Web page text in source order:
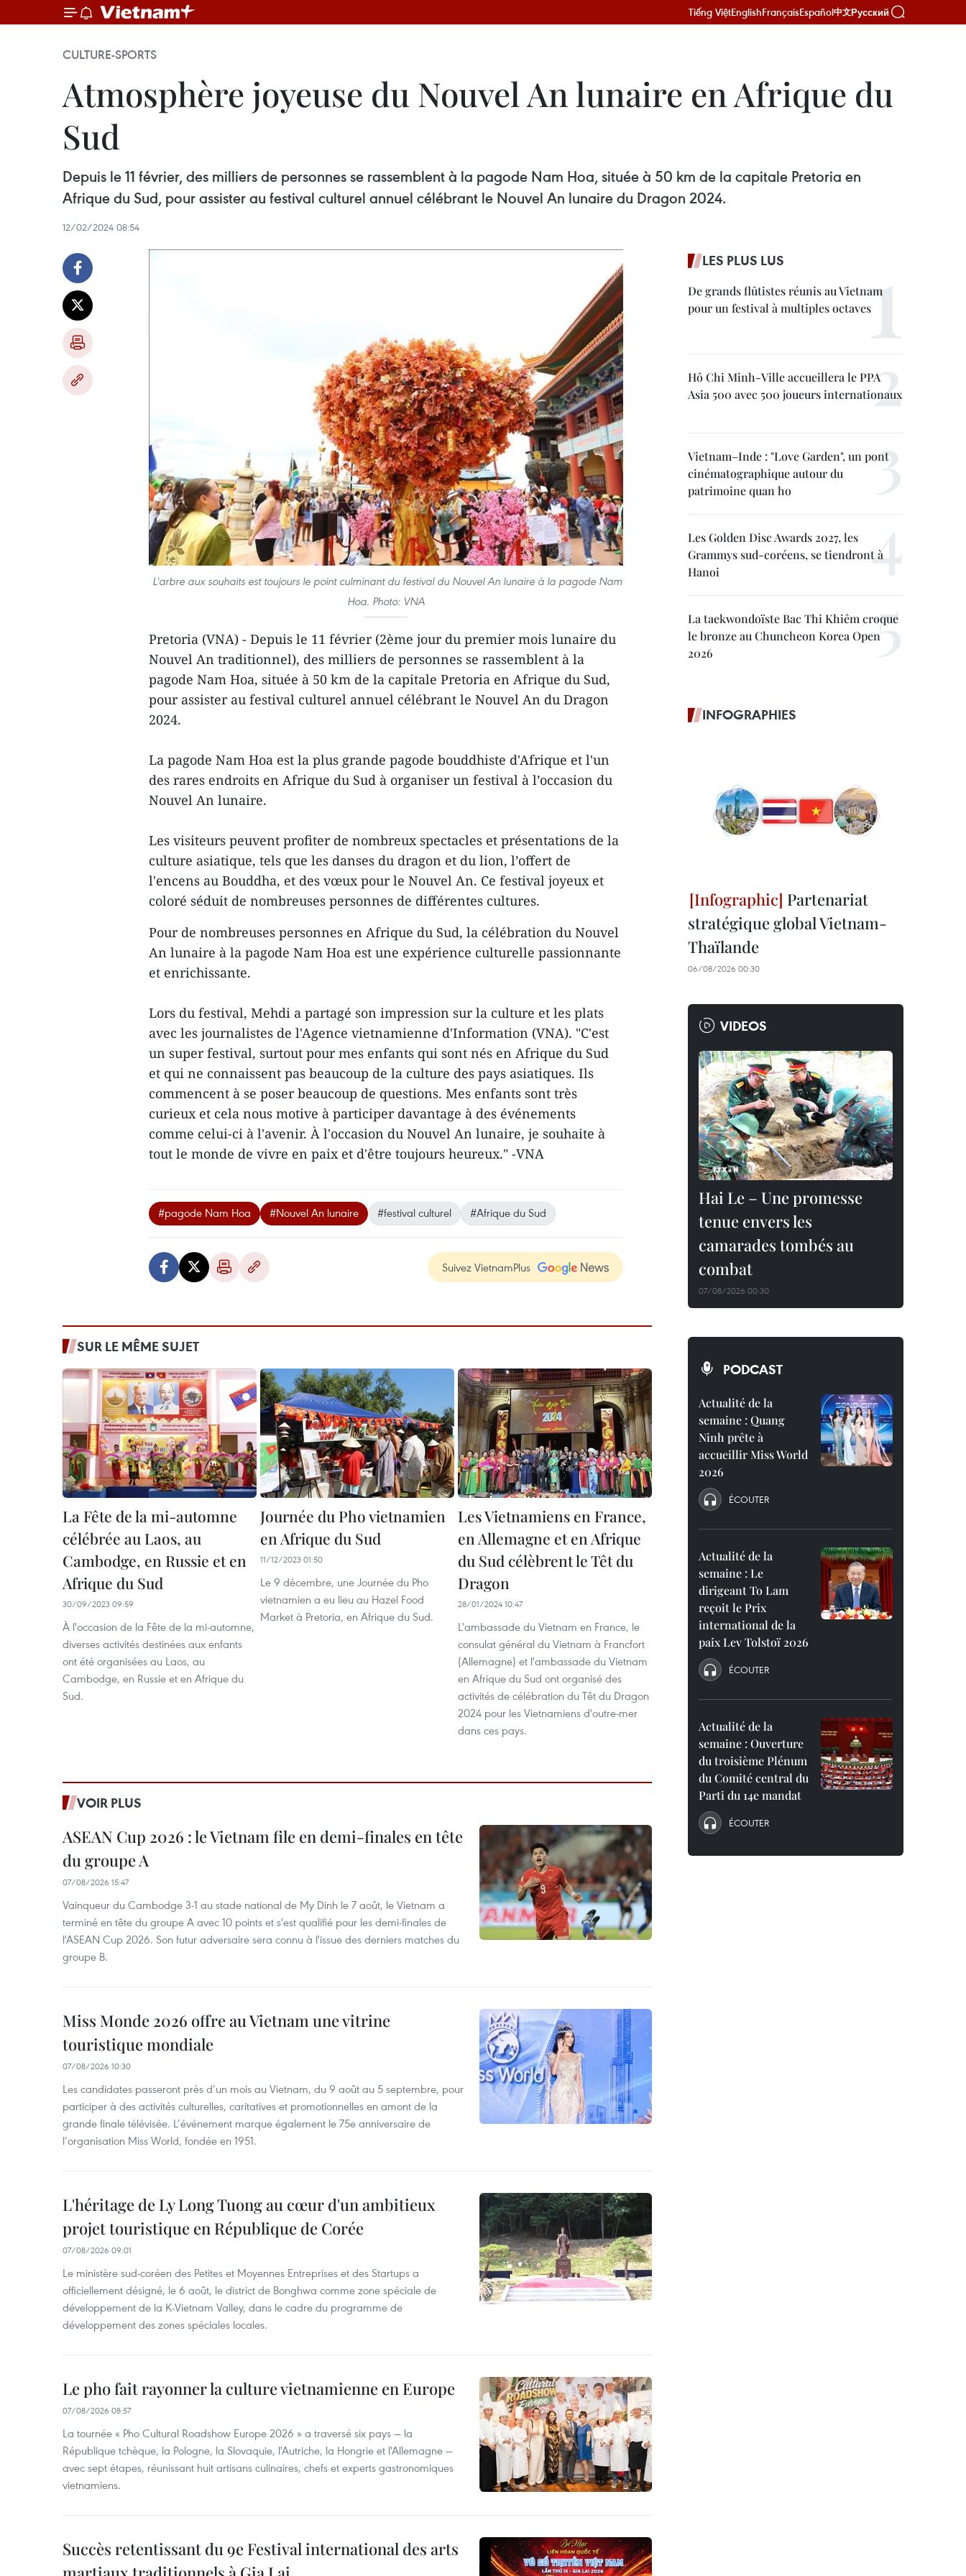
Tiếng ViệtEnglishFrançaisEspañol中文Русский
CULTURE-SPORTS
Atmosphère joyeuse du Nouvel An lunaire en Afrique du
Sud
Depuis le 11 février, des milliers de personnes se rassemblent à la pagode Nam Hoa, située à 50 km de la capitale Pretoria en
Afrique du Sud, pour assister au festival culturel annuel célébrant le Nouvel An lunaire du Dragon 2024.
12/02/2024 08:54
L'arbre aux souhaits est toujours le point culminant du festival du Nouvel An lunaire à la pagode Nam
Hoa. Photo: VNA
Pretoria (VNA) - Depuis le 11 février (2ème jour du premier mois lunaire du
Nouvel An traditionnel), des milliers de personnes se rassemblent à la
pagode Nam Hoa, située à 50 km de la capitale Pretoria en Afrique du Sud,
pour assister au festival culturel annuel célébrant le Nouvel An du Dragon
2024.
La pagode Nam Hoa est la plus grande pagode bouddhiste d'Afrique et l'un
des rares endroits en Afrique du Sud à organiser un festival à l’occasion du
Nouvel An lunaire.
Les visiteurs peuvent profiter de nombreux spectacles et présentations de la
culture asiatique, tels que les danses du dragon et du lion, l’offert de
l'encens au Bouddha, et des vœux pour le Nouvel An. Ce festival joyeux et
coloré séduit de nombreuses personnes de différentes cultures.
Pour de nombreuses personnes en Afrique du Sud, la célébration du Nouvel
An lunaire à la pagode Nam Hoa est une expérience culturelle passionnante
et enrichissante.
Lors du festival, Mehdi a partagé son impression sur la culture et les plats
avec les journalistes de l'Agence vietnamienne d'Information (VNA). "C'est
un super festival, surtout pour mes enfants qui sont nés en Afrique du Sud
et qui ne connaissent pas beaucoup de la culture des pays asiatiques. Ils
commencent à se poser beaucoup de questions. Mes enfants sont très
curieux et cela nous motive à participer davantage à des événements
comme celui-ci à l'avenir. À l'occasion du Nouvel An lunaire, je souhaite à
tout le monde de vivre en paix et d'être toujours heureux." -VNA
#pagode Nam Hoa #Nouvel An lunaire #festival culturel #Afrique du Sud
Suivez VietnamPlus
SUR LE MÊME SUJET
La Fête de la mi-automne
célébrée au Laos, au
Cambodge, en Russie et en
Afrique du Sud
30/09/2023 09:59
À l'occasion de la Fête de la mi-automne,
diverses activités destinées aux enfants
ont été organisées au Laos, au
Cambodge, en Russie et en Afrique du
Sud.
Journée du Pho vietnamien
en Afrique du Sud
11/12/2023 01:50
Le 9 décembre, une Journée du Pho
vietnamien a eu lieu au Hazel Food
Market à Pretoria, en Afrique du Sud.
Les Vietnamiens en France,
en Allemagne et en Afrique
du Sud célèbrent le Têt du
Dragon
28/01/2024 10:47
L'ambassade du Vietnam en France, le
consulat général du Vietnam à Francfort
(Allemagne) et l'ambassade du Vietnam
en Afrique du Sud ont organisé des
activités de célébration du Têt du Dragon
2024 pour les Vietnamiens d'outre-mer
dans ces pays.
VOIR PLUS
ASEAN Cup 2026 : le Vietnam file en demi-finales en tête
du groupe A
07/08/2026 15:47
Vainqueur du Cambodge 3-1 au stade national de My Dinh le 7 août, le Vietnam a
terminé en tête du groupe A avec 10 points et s'est qualifié pour les demi-finales de
l'ASEAN Cup 2026. Son futur adversaire sera connu à l'issue des derniers matches du
groupe B.
Miss Monde 2026 offre au Vietnam une vitrine
touristique mondiale
07/08/2026 10:30
Les candidates passeront près d’un mois au Vietnam, du 9 août au 5 septembre, pour
participer à des activités culturelles, caritatives et promotionnelles en amont de la
grande finale télévisée. L’événement marque également le 75e anniversaire de
l’organisation Miss World, fondée en 1951.
L'héritage de Ly Long Tuong au cœur d'un ambitieux
projet touristique en République de Corée
07/08/2026 09:01
Le ministère sud-coréen des Petites et Moyennes Entreprises et des Startups a
officiellement désigné, le 6 août, le district de Bonghwa comme zone spéciale de
développement de la K-Vietnam Valley, dans le cadre du programme de
développement des zones spéciales locales.
Le pho fait rayonner la culture vietnamienne en Europe
07/08/2026 08:57
La tournée « Pho Cultural Roadshow Europe 2026 » a traversé six pays — la
République tchèque, la Pologne, la Slovaquie, l'Autriche, la Hongrie et l'Allemagne —
avec sept étapes, réunissant huit artisans culinaires, chefs et experts gastronomiques
vietnamiens.
Succès retentissant du 9e Festival international des arts
LES PLUS LUS
De grands flûtistes réunis au Vietnam
pour un festival à multiples octaves
Hô Chi Minh-Ville accueillera le PPA
Asia 500 avec 500 joueurs internationaux
Vietnam–Inde : "Love Garden", un pont
cinématographique autour du
patrimoine quan ho
Les Golden Disc Awards 2027, les
Grammys sud-coréens, se tiendront à
Hanoi
La taekwondoïste Bac Thi Khiêm croque
le bronze au Chuncheon Korea Open
2026
INFOGRAPHIES
Partenariat
stratégique global Vietnam-
Thaïlande
06/08/2026 00:30
VIDEOS
Hai Le – Une promesse
tenue envers les
camarades tombés au
combat
07/08/2026 00:30
PODCAST
Actualité de la
semaine : Quang
Ninh prête à
accueillir Miss World
2026
ÉCOUTER
Actualité de la
semaine : Le
dirigeant To Lam
reçoit le Prix
international de la
paix Lev Tolstoï 2026
ÉCOUTER
Actualité de la
semaine : Ouverture
du troisième Plénum
du Comité central du
Parti du 14e mandat
ÉCOUTER